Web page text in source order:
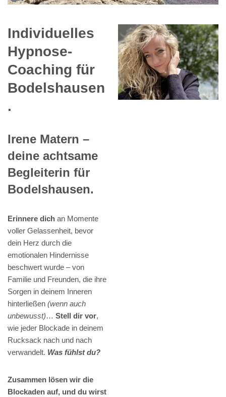
Individuelles
Hypnose-
Coaching für
Bodelshausen
.
Irene Matern –
deine achtsame
Begleiterin für
Bodelshausen.
Erinnere dich an Momente
voller Gelassenheit, bevor
dein Herz durch die
emotionalen Hindernisse
beschwert wurde – von
Familie und Freunden, die ihre
Sorgen in deinem Inneren
hinterließen (wenn auch
unbewusst)… Stell dir vor,
wie jeder Blockade in deinem
Rucksack nach und nach
verwandelt. Was fühlst du?
Zusammen lösen wir die
Blockaden auf, und du wirst